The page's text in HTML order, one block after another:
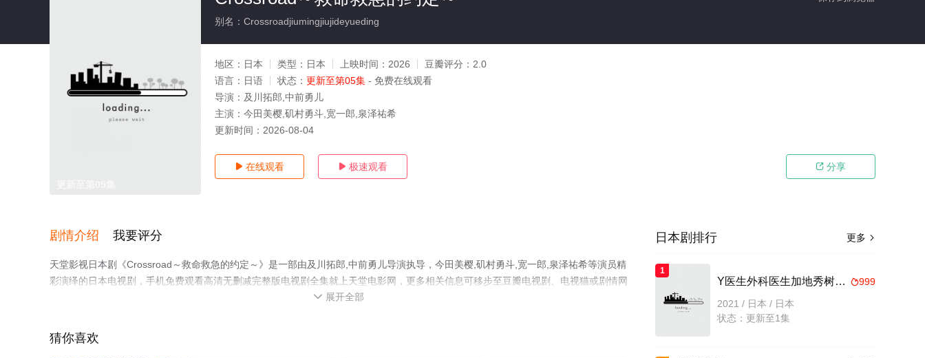
别名：Crossroadjiumingjiujideyueding
地区： 日本 类型： 日本 上映时间： 2026 豆瓣评分： 2.0
语言： 日语 状态： 更新至第05集 - 免费在线观看
导演： 及川拓郎,中前勇儿
主演： 今田美樱,矶村勇斗,宽一郎,泉泽祐希
更新时间： 2026-08-04
 在线观看  极速观看  分享
剧情介绍 我要评分
天堂影视日本剧《Crossroad～救命救急的约定～》是一部由及川拓郎,中前勇儿导演执导，今田美樱,矶村勇斗,宽一郎,泉泽祐希等演员精
彩演绎的日本电视剧，手机免费观看高清无删减完整版电视剧全集就上天堂电影网，更多相关信息可移步至豆瓣电视剧、电视猫或剧情网
 展开全部
猜你喜欢
更多 
日本剧排行
1
999
Y医生外科医生加地秀树第六季
2021 / 日本 / 日本
状态：更新至1集